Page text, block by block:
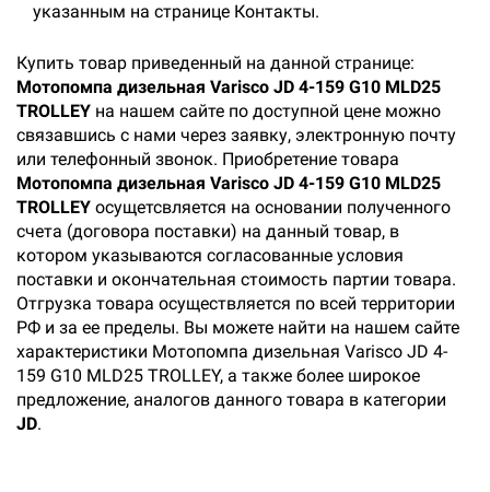
указанным на странице Контакты.
Купить товар приведенный на данной странице:
Мотопомпа дизельная Varisco JD 4-159 G10 MLD25
TROLLEY на нашем сайте по доступной цене можно
связавшись с нами через заявку, электронную почту
или телефонный звонок. Приобретение товара
Мотопомпа дизельная Varisco JD 4-159 G10 MLD25
TROLLEY осущетсвляется на основании полученного
счета (договора поставки) на данный товар, в
котором указываются согласованные условия
поставки и окончательная стоимость партии товара.
Отгрузка товара осуществляется по всей территории
РФ и за ее пределы. Вы можете найти на нашем сайте
характеристики Мотопомпа дизельная Varisco JD 4-
159 G10 MLD25 TROLLEY, а также более широкое
предложение, аналогов данного товара в категории
JD.